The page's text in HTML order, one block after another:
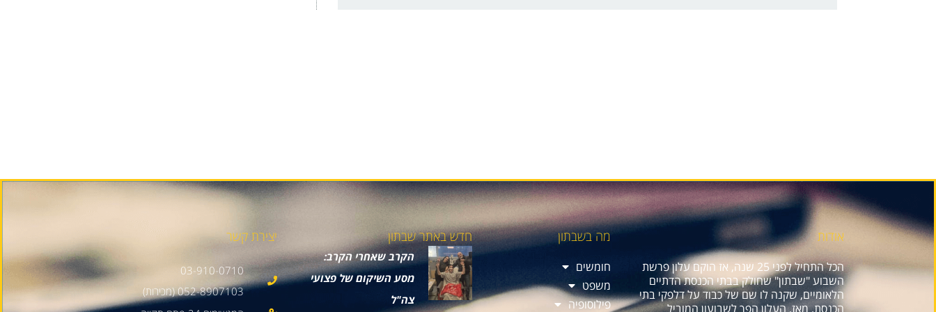
אודות
הכל התחיל לפני 25 שנה, אז הוקם עלון פרשת
השבוע "שבתון" שחולק בבתי הכנסת הדתיים
הלאומיים, שקנה לו שם של כבוד על דלפקי בתי
הכנסת. מאז, העלון הפך לשבועון המוביל
מה בשבתון
חומשים
משפט
פילוסופיה
חדש באתר שבתון
הקרב שאחרי הקרב:
מסע השיקום של פצועי
צה"ל
יצירת קשר
03-910-0710
052-8907103 (מכירות)